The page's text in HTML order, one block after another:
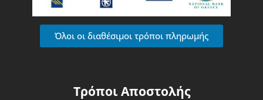
Όλοι οι διαθέσιμοι τρόποι πληρωμής
Τρόποι Αποστολής